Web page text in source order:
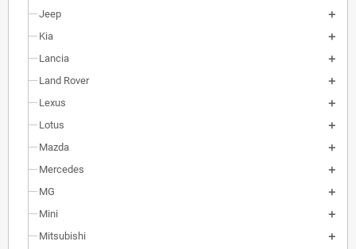
Jeep
Kia
Lancia
Land Rover
Lexus
Lotus
Mazda
Mercedes
MG
Mini
Mitsubishi